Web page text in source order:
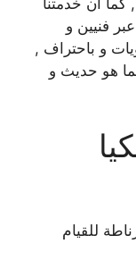
فنيين و
و باحتراف ,
هو حديث و
للقيام